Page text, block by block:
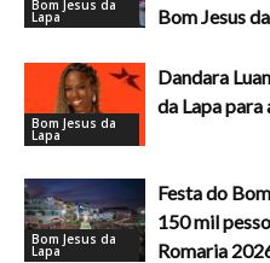
Bom Jesus da
Lapa Bom Jesus
Bom Jesus da
Lapa
Dandara
da Lapa para
Bom Jesus da
Lapa
Festa do
150 mil
Romaria